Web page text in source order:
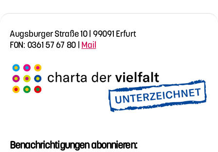
Augsburger Straße 10 | 99091 Erfurt
FON: 0361 57 67 80 | Mail
Benachrichtigungen abonnieren: